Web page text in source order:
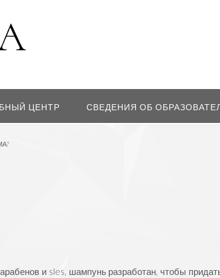
ЦЕНТР СВЕДЕНИЯ ОБ
и sles, шампунь разработан, чтобы